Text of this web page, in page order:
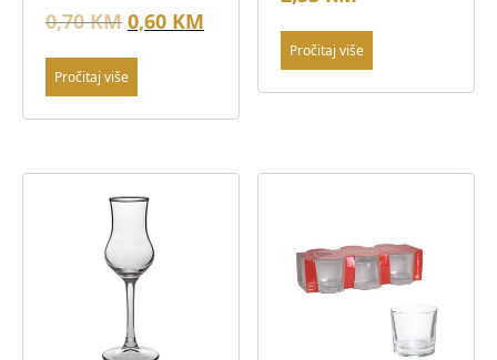
0,70KM Original
was:
0,70 KM.
0,60 KM
0,60 KM.
Pročitaj više
Pročitaj više